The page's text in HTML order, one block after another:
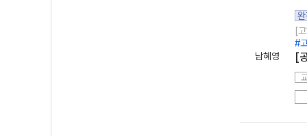
남혜영
[
#
[